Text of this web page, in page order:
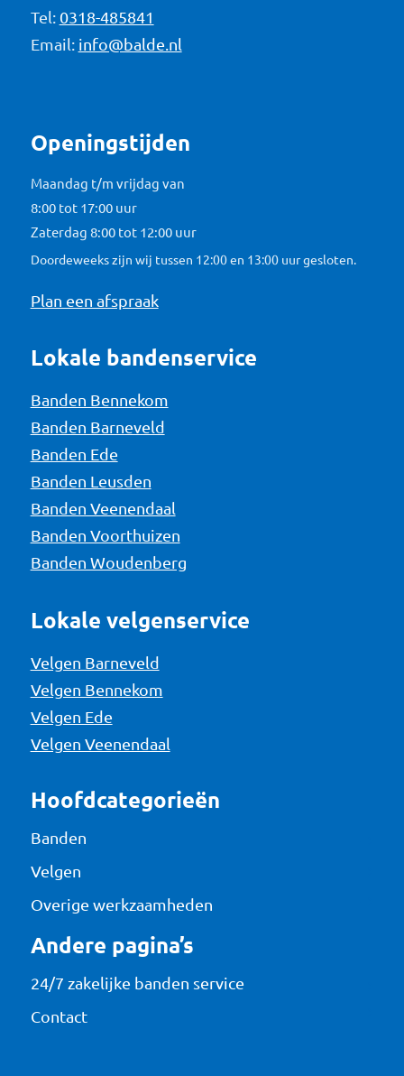
Tel: 0318-485841
Email: info@balde.nl
Openingstijden
Maandag t/m vrijdag van
8:00 tot 17:00 uur
Zaterdag 8:00 tot 12:00 uur
Doordeweeks zijn wij tussen 12:00 en 13:00 uur gesloten.
Plan een afspraak
Lokale bandenservice
Banden Bennekom
Banden Barneveld
Banden Ede
Banden Leusden
Banden Veenendaal
Banden Voorthuizen
Banden Woudenberg
Lokale velgenservice
Velgen Barneveld
Velgen Bennekom
Velgen Ede
Velgen Veenendaal
Hoofdcategorieën
Banden
Velgen
Overige werkzaamheden
Andere pagina’s
24/7 zakelijke banden service
Contact